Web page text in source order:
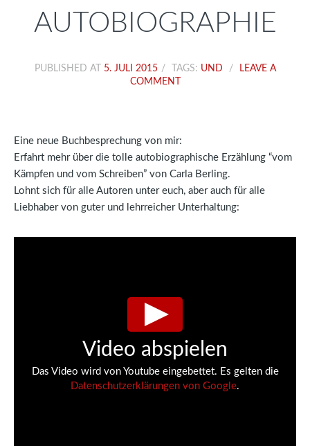
AUTOBIOGRAPHIE
PUBLISHED AT 5. JULI 2015 TAGS: UND
LEAVE A
COMMENT
Eine neue Buchbesprechung von mir:
Erfahrt mehr über die tolle autobiographische Erzählung “vom
Kämpfen und vom Schreiben” von Carla Berling.
Lohnt sich für alle Autoren unter euch, aber auch für alle
Liebhaber von guter und lehrreicher Unterhaltung:
Video abspielen
Das Video wird von Youtube eingebettet. Es gelten die
Datenschutzerklärungen von Google.